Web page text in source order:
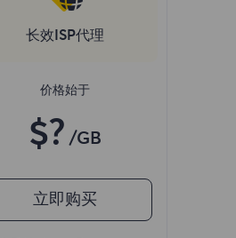
长效ISP代理
价格始于
$? /GB
立即购买